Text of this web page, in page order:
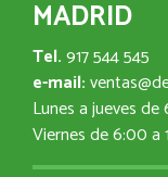
MADRID
Tel.917 544 545
e-mail:
Lunes a jueves
Viernes de 6:00 a